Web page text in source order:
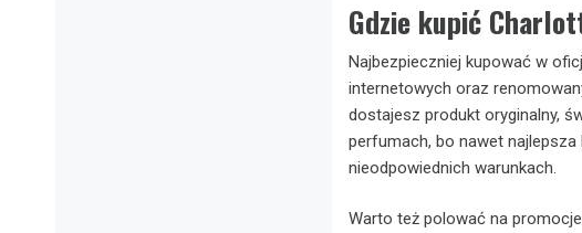
Gdzie kupić
Najbezpieczniej kupować w
internetowych oraz
dostajesz produkt oryginalny,
perfumach, bo nawet
nieodpowiednich warunkach.
Warto też polować na